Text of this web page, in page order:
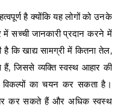
है क्योंकि यह लोगों को उनके
सच्ची जानकारी प्रदान करने में
है कि खाद्य सामग्री में कितना तेल,
हैं, जिससे व्यक्ति स्वस्थ आहार की
का चयन कर सकता है।
कर सकते हैं और अधिक स्वस्थ